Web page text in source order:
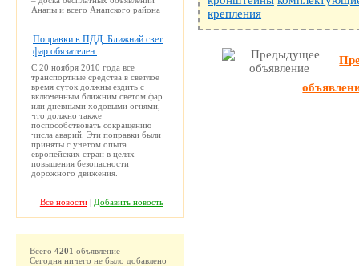
крепления
Анапы и всего Анапского района
Поправки в ПДД. Ближний свет
фар обязателен.
С 20 ноября 2010 года все
транспортные средства в светлое
время суток должны ездить с
включенным ближним светом фар
или дневными ходовыми огнями,
что должно также
поспособствовать сокращению
числа аварий. Эти поправки были
приняты с учетом опыта
европейских стран в целях
повышения безопасности
дорожного движения.
Все новости| Добавить новость
Всего 4201 объявление
Сегодня ничего не было добавлено